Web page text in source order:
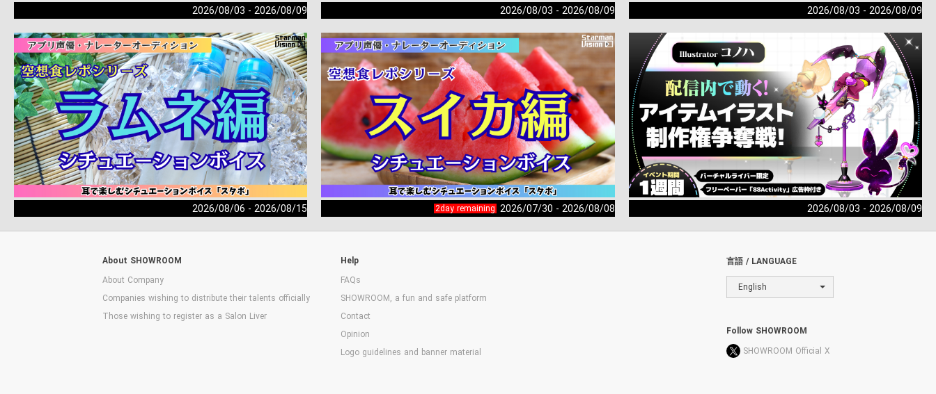
2026/08/03 - 2026/08/09 2026/08/03 - 2026/08/09 2026/08/03 - 2026/08/09
2026/08/06 - 2026/08/15 2day remaining 2026/07/30 - 2026/08/08 2026/08/03 - 2026/08/09
About SHOWROOM
About Company
Companies wishing to distribute their talents officially
Those wishing to register as a Salon Liver
Help
FAQs
SHOWROOM, a fun and safe platform
Contact
Opinion
Logo guidelines and banner material
言語 / LANGUAGE
English
Follow SHOWROOM
SHOWROOM Official X